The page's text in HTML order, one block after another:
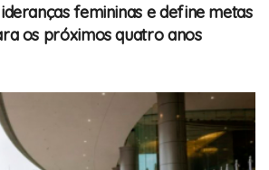
femininas e define metas
os próximos quatro anos